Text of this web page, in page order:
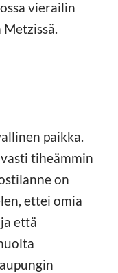
vierailin
paikka.
tiheämmin
on
ettei omia
että